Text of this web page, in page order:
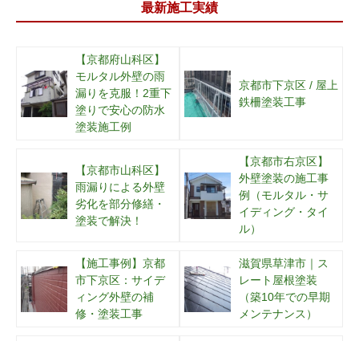
最新施工実績
【京都府山科区】
モルタル外壁の雨
漏りを克服！2重下
塗りで安心の防水
塗装施工例
京都市下京区 / 屋上
鉄柵塗装工事
【京都市山科区】
雨漏りによる外壁
劣化を部分修繕・
塗装で解決！
【京都市右京区】
外壁塗装の施工事
例（モルタル・サ
イディング・タイ
ル）
【施工事例】京都
市下京区：サイデ
ィング外壁の補
修・塗装工事
滋賀県草津市｜ス
レート屋根塗装
（築10年での早期
メンテナンス）